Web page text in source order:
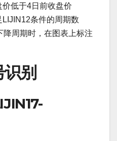
价低于4日前收盘价
LIJIN12条件的周期数
降周期时，在图表上标注
识别